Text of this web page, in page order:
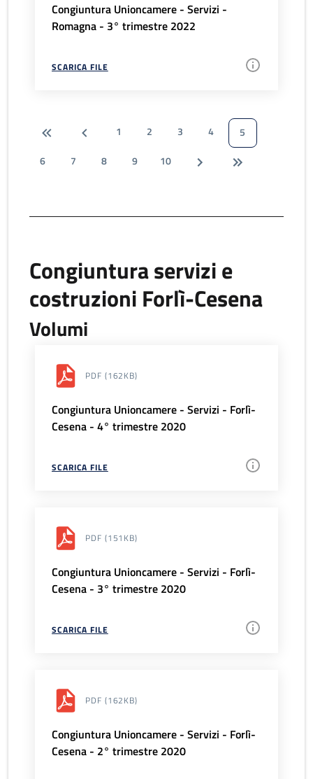
Congiuntura Unioncamere - Servizi -
Romagna - 3° trimestre 2022
SCARICA FILE
1 2 3 4
5
6
7 8 9 10
Congiuntura servizi e
costruzioni Forlì-Cesena
Volumi
PDF (162KB)
Congiuntura Unioncamere - Servizi - Forlì-
Cesena - 4° trimestre 2020
SCARICA FILE
PDF (151KB)
Congiuntura Unioncamere - Servizi - Forlì-
Cesena - 3° trimestre 2020
SCARICA FILE
PDF (162KB)
Congiuntura Unioncamere - Servizi - Forlì-
Cesena - 2° trimestre 2020